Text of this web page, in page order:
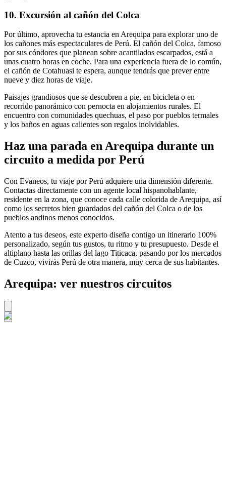
10. Excursión al cañón del Colca
Por último, aprovecha tu estancia en Arequipa para explorar uno de
los cañones más espectaculares de Perú. El cañón del Colca, famoso
por sus cóndores que planean sobre acantilados escarpados, está a
unas cuatro horas en coche. Para una experiencia fuera de lo común,
el cañón de Cotahuasi te espera, aunque tendrás que prever entre
nueve y diez horas de viaje.
Paisajes grandiosos que se descubren a pie, en bicicleta o en
recorrido panorámico con pernocta en alojamientos rurales. El
encuentro con comunidades quechuas, el paso por pueblos termales
y los baños en aguas calientes son regalos inolvidables.
Haz una parada en Arequipa durante un
circuito a medida por Perú
Con Evaneos, tu viaje por Perú adquiere una dimensión diferente.
Contactas directamente con un agente local hispanohablante,
residente en la zona, que conoce cada calle colorida de Arequipa, así
como los secretos bien guardados del cañón del Colca o de los
pueblos andinos menos conocidos.
Atento a tus deseos, este experto diseña contigo un itinerario 100%
personalizado, según tus gustos, tu ritmo y tu presupuesto. Desde el
altiplano hasta las orillas del lago Titicaca, pasando por los mercados
de Cuzco, vivirás Perú de otra manera, muy cerca de sus habitantes.
Arequipa: ver nuestros circuitos